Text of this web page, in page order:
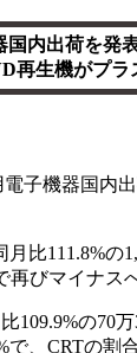
国内出荷を発
再生機がプラ
子機器国内
比111.8%の
びマイナス
の70万
で、CRTの割